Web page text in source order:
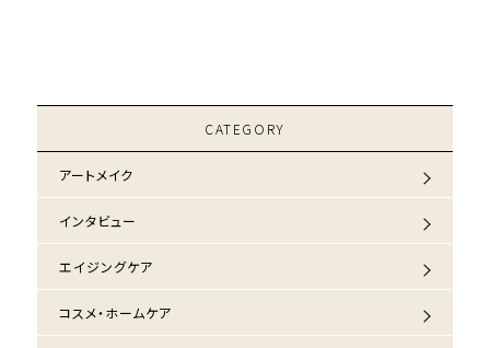
CATEGORY
アートメイク
インタビュー
エイジングケア
コスメ・ホームケア